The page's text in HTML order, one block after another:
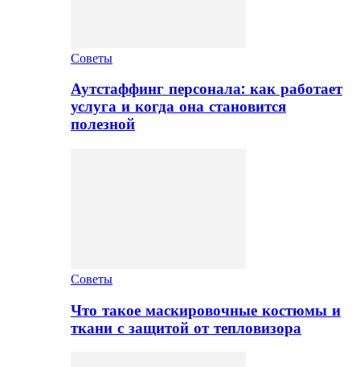
Советы
Аутстаффинг персонала: как работает
услуга и когда она становится
полезной
Советы
Что такое маскировочные костюмы и
ткани с защитой от тепловизора